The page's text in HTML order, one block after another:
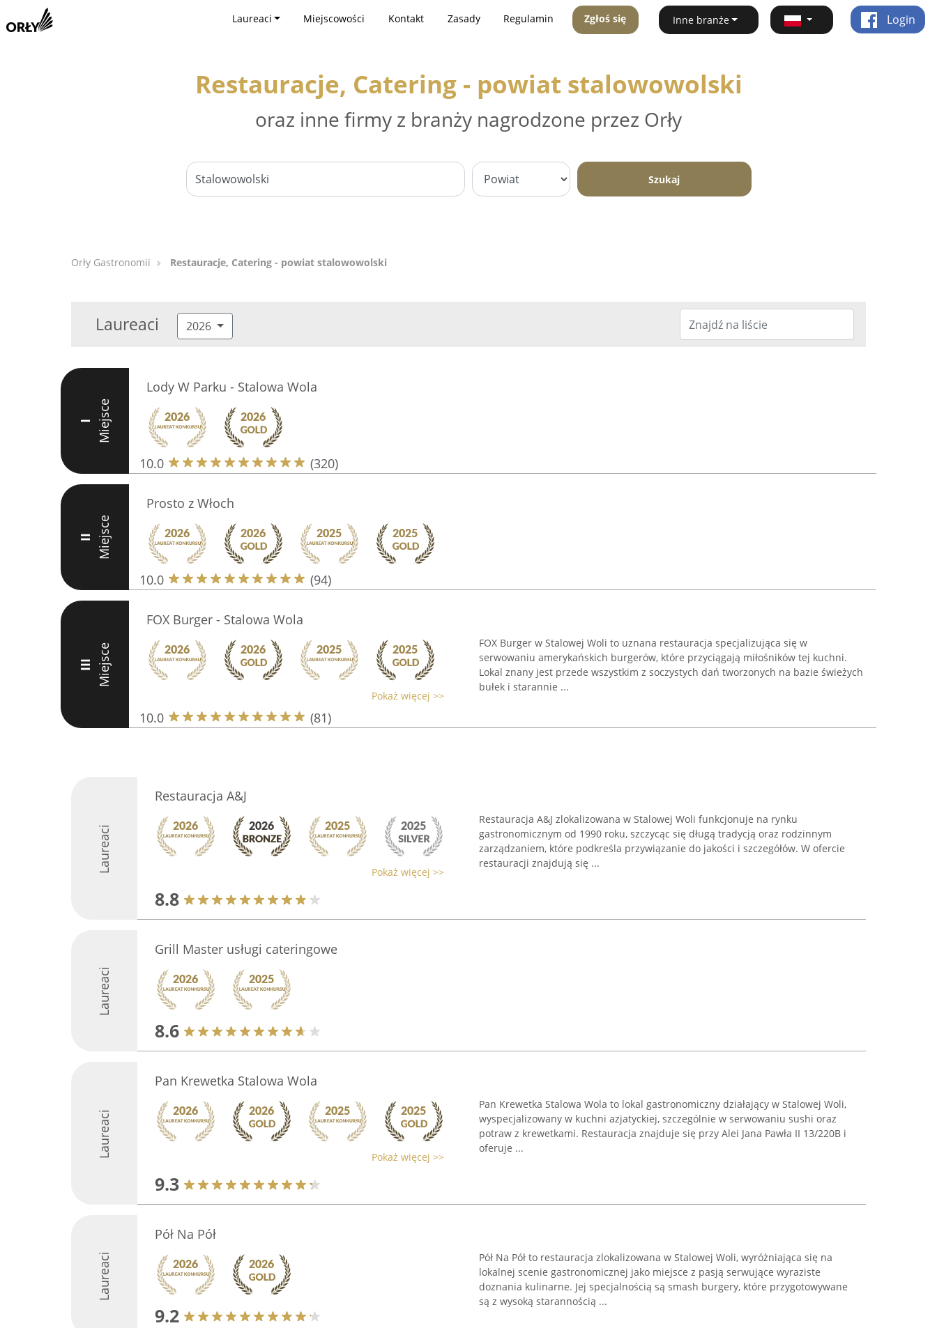
Laureaci Miejscowości Kontakt Zasady Regulamin Zgłoś się Inne branże Login
Restauracje, Catering - powiat stalowowolski
oraz inne firmy z branży nagrodzone przez Orły
Szukaj
Orły Gastronomii Restauracje, Catering - powiat stalowowolski
Laureaci 2026
I Miejsce
Lody W Parku - Stalowa Wola
10.0 (320)
II Miejsce
Prosto z Włoch
10.0 (94)
III Miejsce
FOX Burger - Stalowa Wola
Pokaż więcej >>
10.0 (81)
FOX Burger w Stalowej Woli to uznana restauracja specjalizująca się w
serwowaniu amerykańskich burgerów, które przyciągają miłośników tej kuchni.
Lokal znany jest przede wszystkim z soczystych dań tworzonych na bazie świeżych
bułek i starannie ...
Laureaci
Restauracja A&J
Pokaż więcej >>
8.8
Restauracja A&J zlokalizowana w Stalowej Woli funkcjonuje na rynku
gastronomicznym od 1990 roku, szczycąc się długą tradycją oraz rodzinnym
zarządzaniem, które podkreśla przywiązanie do jakości i szczegółów. W ofercie
restauracji znajdują się ...
Laureaci
Grill Master usługi cateringowe
8.6
Laureaci
Pan Krewetka Stalowa Wola
Pokaż więcej >>
9.3
Pan Krewetka Stalowa Wola to lokal gastronomiczny działający w Stalowej Woli,
wyspecjalizowany w kuchni azjatyckiej, szczególnie w serwowaniu sushi oraz
potraw z krewetkami. Restauracja znajduje się przy Alei Jana Pawła II 13/220B i
oferuje ...
Laureaci
Pół Na Pół
9.2
Pół Na Pół to restauracja zlokalizowana w Stalowej Woli, wyróżniająca się na
lokalnej scenie gastronomicznej jako miejsce z pasją serwujące wyraziste
doznania kulinarne. Jej specjalnością są smash burgery, które przygotowywane
są z wysoką starannością ...